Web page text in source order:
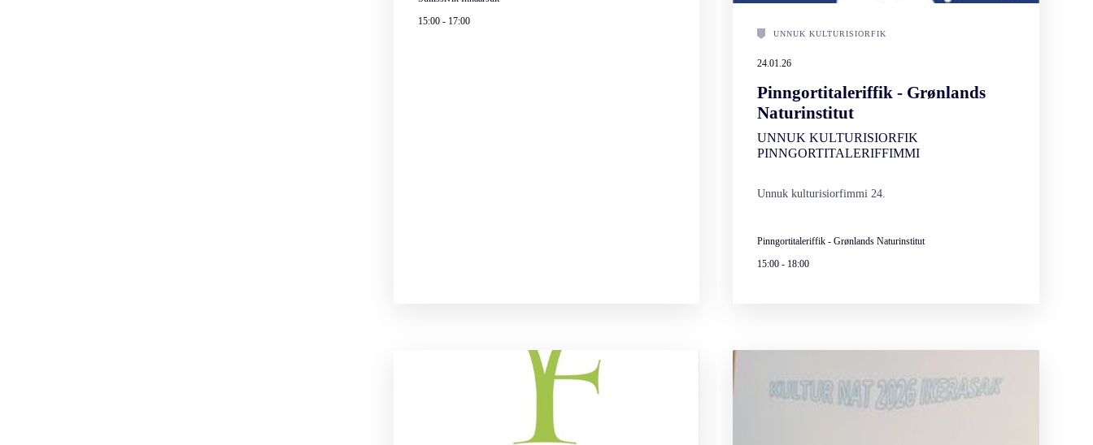
15:00- 17:00
UNNUK KULTURISIORFIK
24.01.26
Pinngortitaleriffik - Grønlands
Naturinstitut
UNNUK KULTURISIORFIK
PINNGORTITALERIFFIMMI
Unnuk kulturisiorfimmi 24.
Pinngortitaleriffik - Grønlands Naturinstitut
15:00 - 18:00